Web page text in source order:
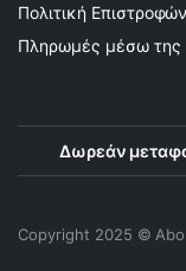
Πολιτική Επιστροφών
Πληρωμές μέσω της
Δωρεάν
Copyright 2025 ©